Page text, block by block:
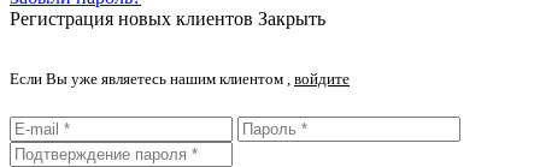
Регистрация новых клиентов Закрыть
Если Вы уже являетесь нашим клиентом , войдите